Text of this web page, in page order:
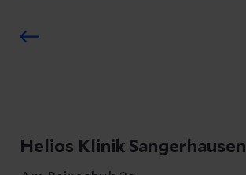
Helios Klinik Sangerhausen